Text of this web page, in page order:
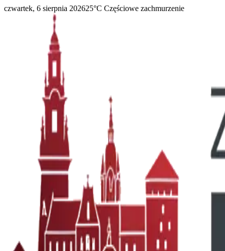
czwartek, 6 sierpnia 202625°C Częściowe zachmurzenie